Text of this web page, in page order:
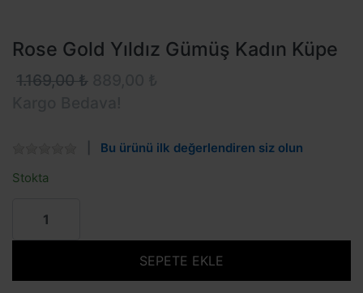
Rose Gold Yıldız Gümüş Kadın Küpe
1.169,00 ₺
Bu ürünü ilk değerlendiren siz olun
Stokta
SEPETE EKLE